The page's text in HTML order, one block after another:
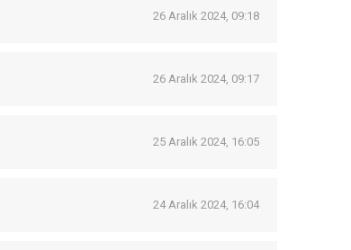
26 Aralık 2024, 09:18
26 Aralık 2024, 09:17
25 Aralık 2024, 16:05
24 Aralık 2024, 16:04